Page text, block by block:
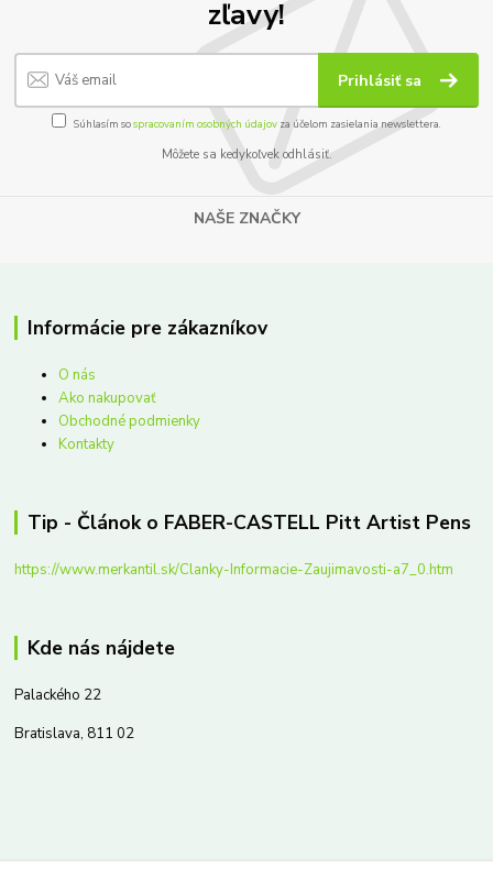
zľavy!
Prihlásiť sa
Súhlasím sospracovaním osobných údajov za účelom zasielania newslettera.
Môžete sa kedykoľvek odhlásiť.
NAŠE ZNAČKY
Informácie pre zákazníkov
O nás
Ako nakupovať
Obchodné podmienky
Kontakty
Tip - Článok o FABER-CASTELL Pitt Artist Pens
https://www.merkantil.sk/Clanky-Informacie-Zaujimavosti-a7_0.htm
Kde nás nájdete
Palackého 22
Bratislava, 811 02